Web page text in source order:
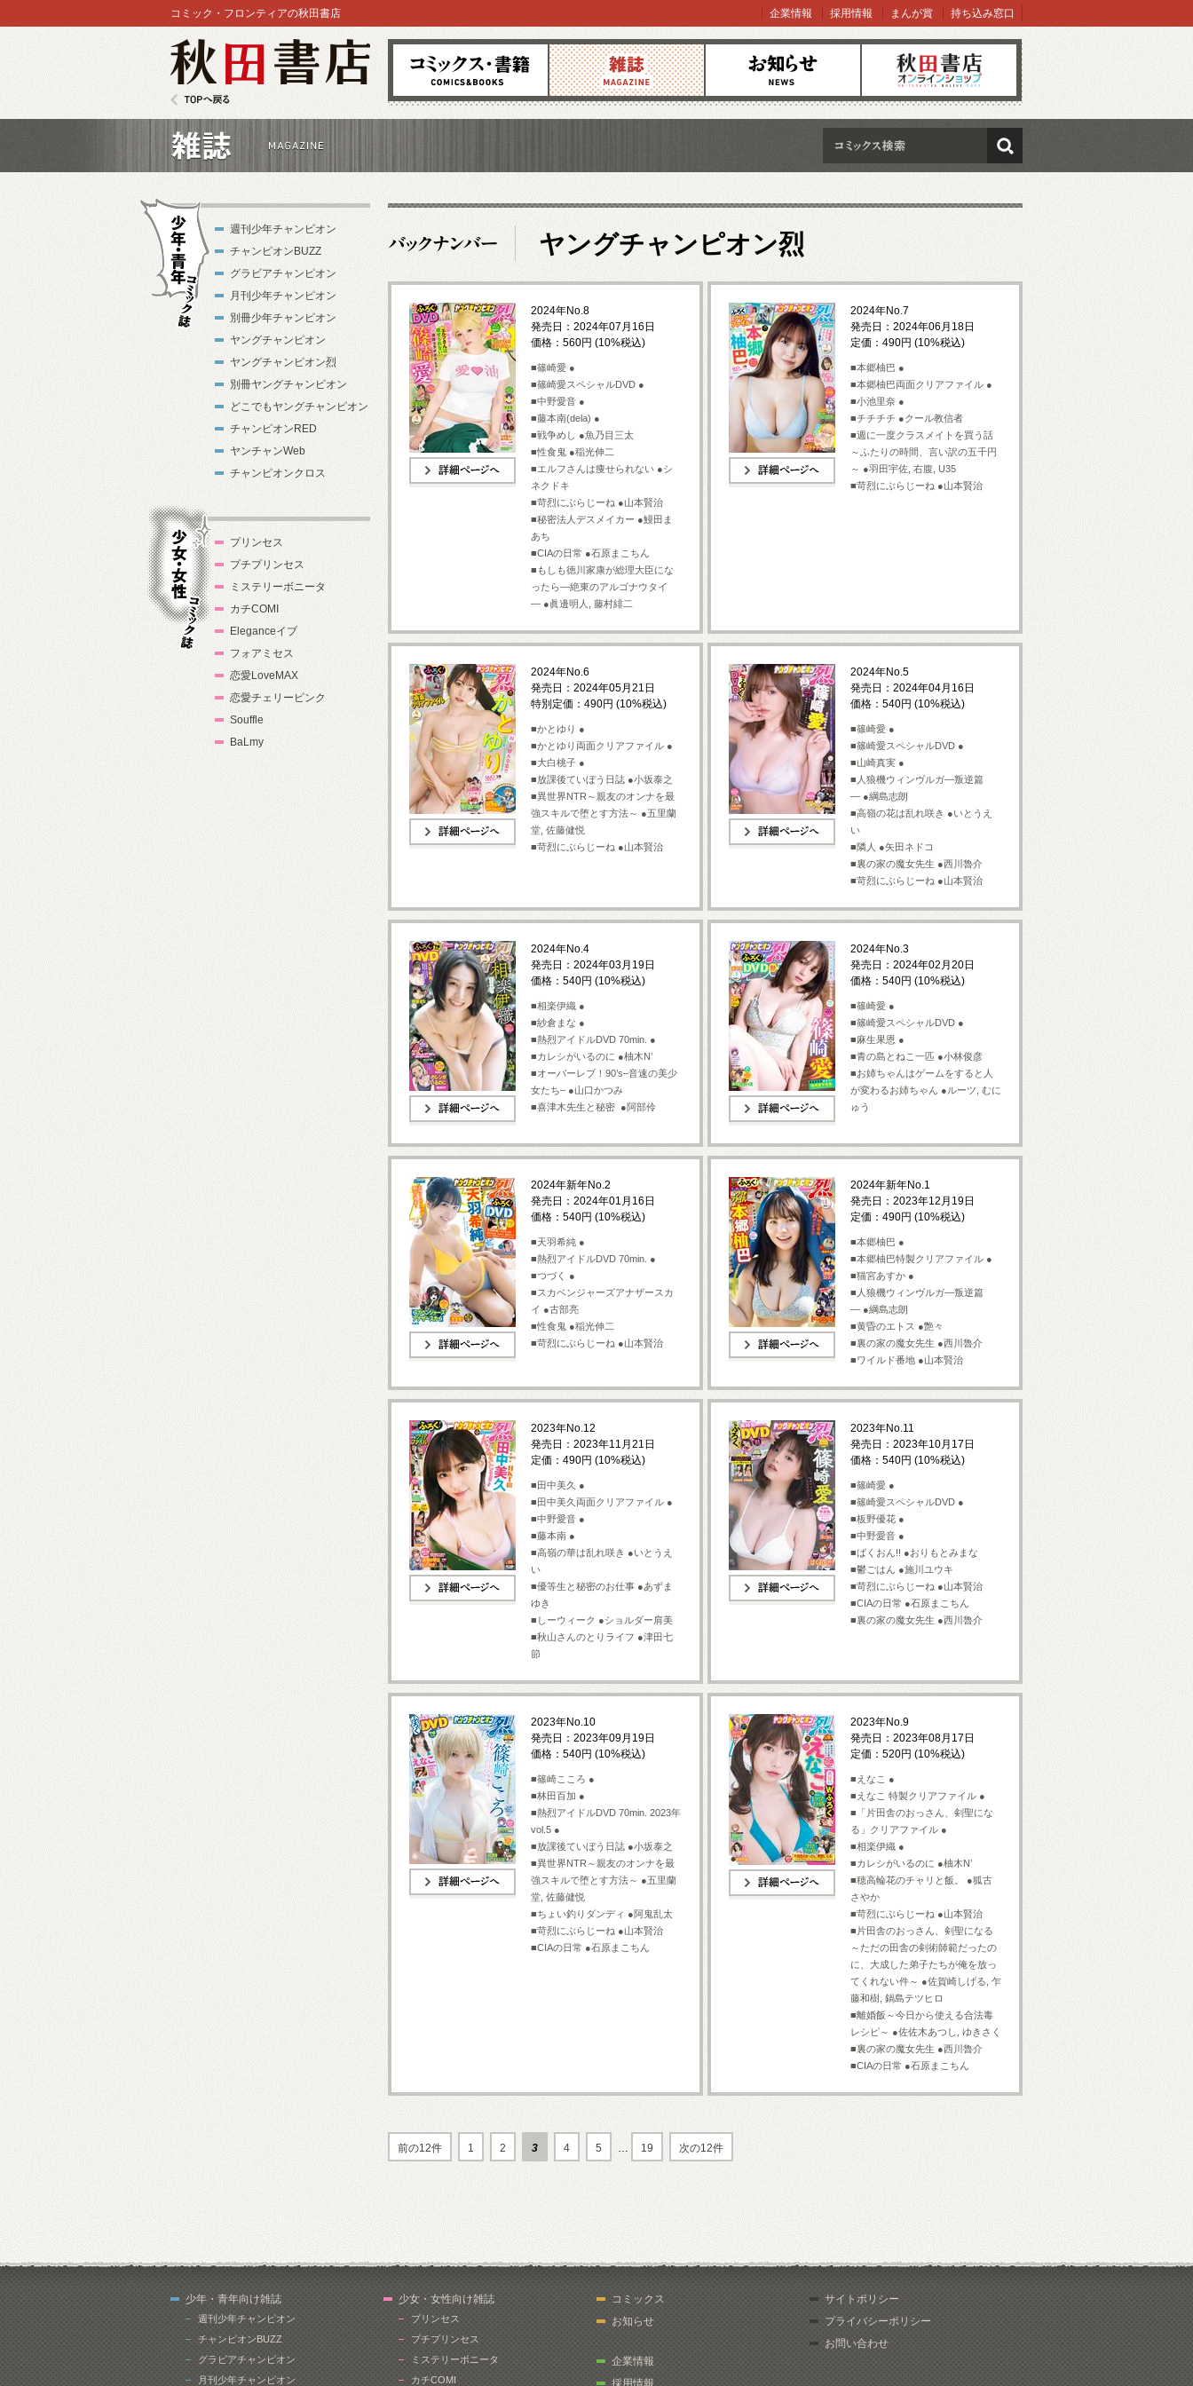
秋田書店
コミックス 雑誌 お知らせ オンラインショップ
TOPへ戻る
コミック・フロンティアの秋田書店 企業情報 採用情報 まんが賞 持ち込み窓口
検索
ヤングチャンピオン烈
2024年No.8
発売日：2024年07月16日
価格：560円 (10%税込)
■篠崎愛 ●
■篠崎愛スペシャルDVD ●
■中野愛音 ●
■藤本南(dela) ●
■戦争めし ●魚乃目三太
■性食鬼 ●稲光伸二
■エルフさんは痩せられない ●シ
ネクドキ
■苛烈にぶらじーね ●山本賢治
■秘密法人デスメイカー ●鰻田ま
あち
■CIAの日常 ●石原まこちん
■もしも徳川家康が総理大臣にな
ったら―絶東のアルゴナウタイ
― ●眞邊明人, 藤村緋二
2024年No.7
発売日：2024年06月18日
定価：490円 (10%税込)
■本郷柚巴 ●
■本郷柚巴両面クリアファイル ●
■小池里奈 ●
■チチチチ ●クール教信者
■週に一度クラスメイトを買う話
～ふたりの時間、言い訳の五千円
～ ●羽田宇佐, 右腹, U35
■苛烈にぶらじーね ●山本賢治
2024年No.6
発売日：2024年05月21日
特別定価：490円 (10%税込)
■かとゆり ●
■かとゆり両面クリアファイル ●
■大白桃子 ●
■放課後ていぼう日誌 ●小坂泰之
■異世界NTR～親友のオンナを最
強スキルで堕とす方法～ ●五里蘭
堂, 佐藤健悦
■苛烈にぶらじーね ●山本賢治
2024年No.5
発売日：2024年04月16日
価格：540円 (10%税込)
■篠崎愛 ●
■篠崎愛スペシャルDVD ●
■山崎真実 ●
■人狼機ウィンヴルガ―叛逆篇
― ●綱島志朗
■高嶺の花は乱れ咲き ●いとうえ
い
■隣人 ●矢田ネドコ
■裏の家の魔女先生 ●西川魯介
■苛烈にぶらじーね ●山本賢治
2024年No.4
発売日：2024年03月19日
価格：540円 (10%税込)
■相楽伊織 ●
■紗倉まな ●
■熱烈アイドルDVD 70min. ●
■カレシがいるのに ●柚木N’
■オーバーレブ！90’s–音速の美少
女たち– ●山口かつみ
■喜津木先生と秘密 ●阿部伶
2024年No.3
発売日：2024年02月20日
価格：540円 (10%税込)
■篠崎愛 ●
■篠崎愛スペシャルDVD ●
■麻生果恩 ●
■青の島とねこ一匹 ●小林俊彦
■お姉ちゃんはゲームをすると人
が変わるお姉ちゃん ●ルーツ, むに
ゅう
2024年新年No.2
発売日：2024年01月16日
価格：540円 (10%税込)
■天羽希純 ●
■熱烈アイドルDVD 70min. ●
■つづく ●
■スカベンジャーズアナザースカ
イ ●古部亮
■性食鬼 ●稲光伸二
■苛烈にぶらじーね ●山本賢治
2024年新年No.1
発売日：2023年12月19日
定価：490円 (10%税込)
■本郷柚巴 ●
■本郷柚巴特製クリアファイル ●
■猫宮あすか ●
■人狼機ウィンヴルガ―叛逆篇
― ●綱島志朗
■黄昏のエトス ●艶々
■裏の家の魔女先生 ●西川魯介
■ワイルド番地 ●山本賢治
2023年No.12
発売日：2023年11月21日
定価：490円 (10%税込)
■田中美久 ●
■田中美久両面クリアファイル ●
■中野愛音 ●
■藤本南 ●
■高嶺の華は乱れ咲き ●いとうえ
い
■優等生と秘密のお仕事 ●あずま
ゆき
■しーウィーク ●ショルダー肩美
■秋山さんのとりライフ ●津田七
節
2023年No.11
発売日：2023年10月17日
価格：540円 (10%税込)
■篠崎愛 ●
■篠崎愛スペシャルDVD ●
■板野優花 ●
■中野愛音 ●
■ばくおん!! ●おりもとみまな
■鬱ごはん ●施川ユウキ
■苛烈にぶらじーね ●山本賢治
■CIAの日常 ●石原まこちん
■裏の家の魔女先生 ●西川魯介
2023年No.10
発売日：2023年09月19日
価格：540円 (10%税込)
■篠崎こころ ●
■林田百加 ●
■熱烈アイドルDVD 70min. 2023年
vol.5 ●
■放課後ていぼう日誌 ●小坂泰之
■異世界NTR～親友のオンナを最
強スキルで堕とす方法～ ●五里蘭
堂, 佐藤健悦
■ちょい釣りダンディ ●阿鬼乱太
■苛烈にぶらじーね ●山本賢治
■CIAの日常 ●石原まこちん
2023年No.9
発売日：2023年08月17日
定価：520円 (10%税込)
■えなこ ●
■えなこ 特製クリアファイル ●
■「片田舎のおっさん、剣聖にな
る」クリアファイル ●
■相楽伊織 ●
■カレシがいるのに ●柚木N’
■穂高輪花のチャリと飯。 ●狐古
さやか
■苛烈にぶらじーね ●山本賢治
■片田舎のおっさん、剣聖になる
～ただの田舎の剣術師範だったの
に、大成した弟子たちが俺を放っ
てくれない件～ ●佐賀崎しげる, 乍
藤和樹, 鍋島テツヒロ
■離婚飯～今日から使える合法毒
レシピ～ ●佐佐木あつし, ゆきさく
■裏の家の魔女先生 ●西川魯介
■CIAの日常 ●石原まこちん
前の12件 1 2 3 4 5 … 19 次の12件
週刊少年チャンピオン
チャンピオンBUZZ
グラビアチャンピオン
月刊少年チャンピオン
別冊少年チャンピオン
ヤングチャンピオン
ヤングチャンピオン烈
別冊ヤングチャンピオン
どこでもヤングチャンピオン
チャンピオンRED
ヤンチャンWeb
チャンピオンクロス
プリンセス
プチプリンセス
ミステリーボニータ
カチCOMI
Eleganceイブ
フォアミセス
恋愛LoveMAX
恋愛チェリーピンク
Souffle
BaLmy
少年・青年向け雑誌
週刊少年チャンピオン
チャンピオンBUZZ
グラビアチャンピオン
月刊少年チャンピオン
少女・女性向け雑誌
プリンセス
プチプリンセス
ミステリーボニータ
カチCOMI
コミックス
お知らせ
企業情報
採用情報
サイトポリシー
プライバシーポリシー
お問い合わせ